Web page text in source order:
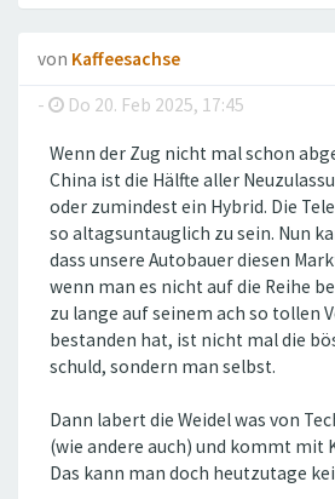
von Kaffeesachse
-
Do 20. Feb 2025, 17:45
Wenn der Zug nicht mal schon
China ist die Hälfte aller
oder zumindest ein Hybrid. Die
so altagsuntauglich zu sein. Nun
dass unsere Autobauer diesen
wenn man es nicht auf die Reihe
zu lange auf seinem ach so tollen
bestanden hat, ist nicht mal die
schuld, sondern man selbst.
Dann labert die Weidel was von
(wie andere auch) und kommt mit
Das kann man doch heutzutage